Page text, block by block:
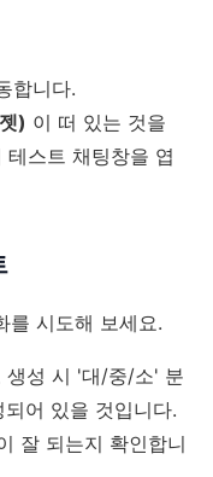
합니다.
) 이 떠 있는 것을
스트 채팅창을 엽
를 시도해 보세요.
생성 시 '대/중/소' 분
어 있을 것입니다.
잘 되는지 확인합니